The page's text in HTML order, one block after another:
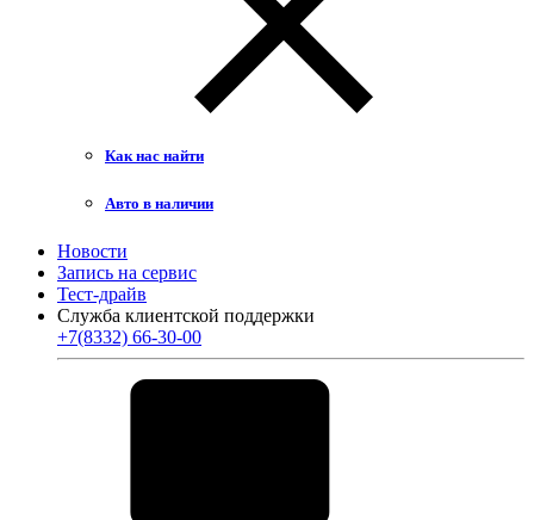
Как нас найти
Авто в наличии
Новости
Запись на сервис
Тест-драйв
Служба клиентской поддержки
+7(8332) 66-30-00